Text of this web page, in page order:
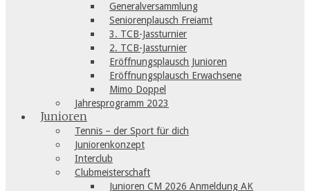
Generalversammlung
Seniorenplausch Freiamt
3. TCB-Jassturnier
2. TCB-Jassturnier
Eröffnungsplausch Junioren
Eröffnungsplausch Erwachsene
Mimo Doppel
Jahresprogramm 2023
Junioren
Tennis – der Sport für dich
Juniorenkonzept
Interclub
Clubmeisterschaft
Junioren CM 2026 Anmeldung AK